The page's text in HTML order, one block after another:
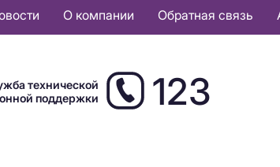
О компании Обратная связь
технической
поддержки
123